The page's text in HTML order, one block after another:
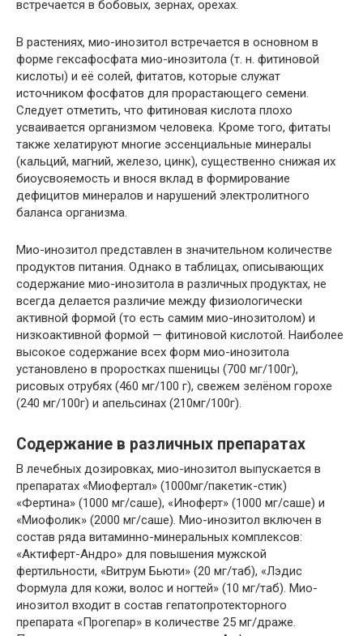
встречается в бобовых, зернах, орехах.
В растениях, мио-инозитол встречается в основном в
форме гексафосфата мио-инозитола (т. н. фитиновой
кислоты) и её солей, фитатов, которые служат
источником фосфатов для прорастающего семени.
Следует отметить, что фитиновая кислота плохо
усваивается организмом человека. Кроме того, фитаты
также хелатируют многие эссенциальные минералы
(кальций, магний, железо, цинк), существенно снижая их
биоусвояемость и внося вклад в формирование
дефицитов минералов и нарушений электролитного
баланса организма.
Мио-инозитол представлен в значительном количестве
продуктов питания. Однако в таблицах, описывающих
содержание мио-инозитола в различных продуктах, не
всегда делается различие между физиологически
активной формой (то есть самим мио-инозитолом) и
низкоактивной формой — фитиновой кислотой. Наиболее
высокое содержание всех форм мио-инозитола
установлено в проростках пшеницы (700 мг/100г),
рисовых отрубях (460 мг/100 г), свежем зелёном горохе
(240 мг/100г) и апельсинах (210мг/100г).
Содержание в различных препаратах
В лечебных дозировках, мио-инозитол выпускается в
препаратах «Миофертал» (1000мг/пакетик-стик)
«Фертина» (1000 мг/саше), «Иноферт» (1000 мг/саше) и
«Миофолик» (2000 мг/саше). Мио-инозитол включен в
состав ряда витаминно-минеральных комплексов:
«Актиферт-Андро» для повышения мужской
фертильности, «Витрум Бьюти» (20 мг/таб), «Лэдис
Формула для кожи, волос и ногтей» (10 мг/таб). Мио-
инозитол входит в состав гепатопротекторного
препарата «Прогепар» в количестве 25 мг/драже.